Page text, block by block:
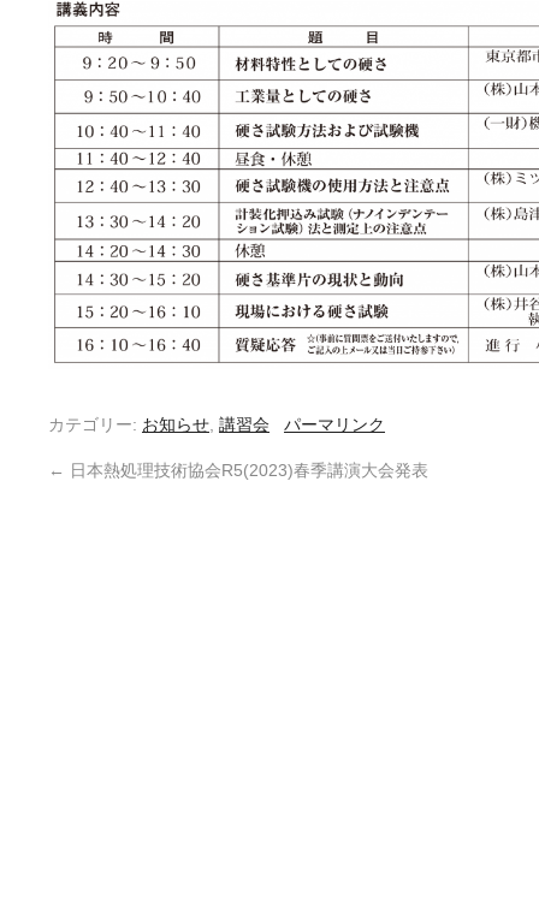
カテゴリー: お知らせ, 講習会 パーマリンク
← 日本熱処理技術協会R5(2023)春季講演大会発表